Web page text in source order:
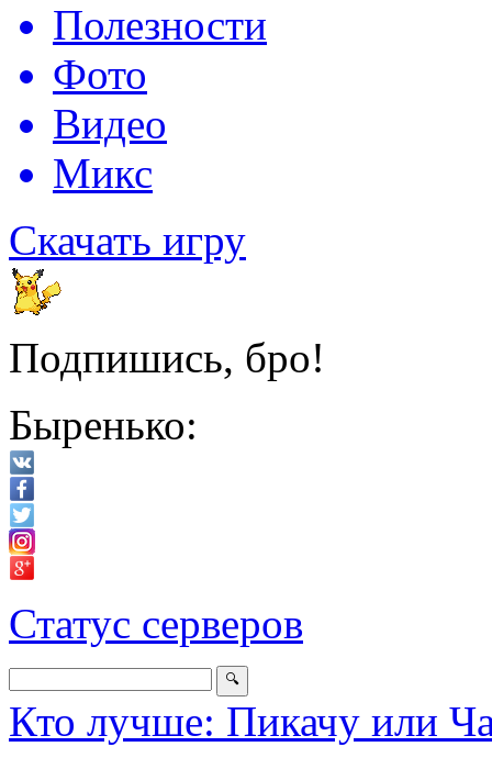
Полезности
Фото
Видео
Микс
Скачать игру
Подпишись, бро!
Быренько:
Статус серверов
Кто лучше: Пикачу или